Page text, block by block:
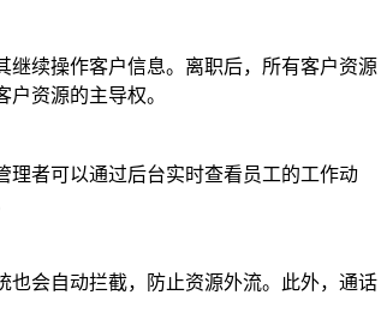
续操作客户信息。离职后，所有客户资源
资源的主导权。
理者可以通过后台实时查看员工的工作动
也会自动拦截，防止资源外流。此外，通话